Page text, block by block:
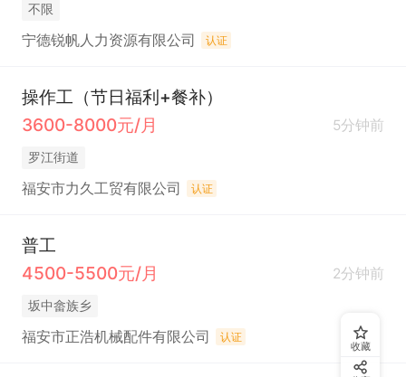
不限
宁德锐帆人力资源有限公司 认证
操作工（节日福利+餐补）
3600-8000元/月
5分钟前
罗江街道
福安市力久工贸有限公司 认证
普工
4500-5500元/月
2分钟前
坂中畲族乡
福安市正浩机械配件有限公司 认证
收藏